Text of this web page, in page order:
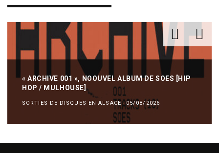
« ARCHIVE 001 », NOOUVEL ALBUM DE SOES [HIP
HOP / MULHOUSE]
SORTIES DE DISQUES EN ALSACE · 05/08/2026